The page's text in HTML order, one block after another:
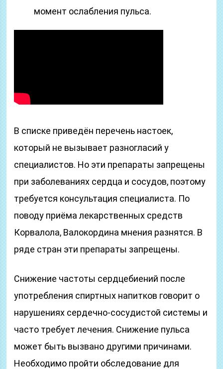
момент ослабления пульса.
В списке приведён перечень настоек,
который не вызывает разногласий у
специалистов. Но эти препараты запрещены
при заболеваниях сердца и сосудов, поэтому
требуется консультация специалиста. По
поводу приёма лекарственных средств
Корвалола, Валокордина мнения разнятся. В
ряде стран эти препараты запрещены.
Снижение частоты сердцебиений после
употребления спиртных напитков говорит о
нарушениях сердечно-сосудистой системы и
часто требует лечения. Снижение пульса
может быть вызвано другими причинами.
Необходимо пройти обследование для